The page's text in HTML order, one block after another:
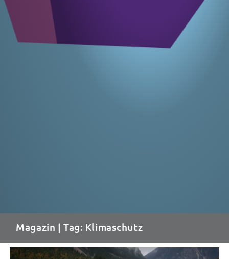
Magazin | Tag: Klimaschutz